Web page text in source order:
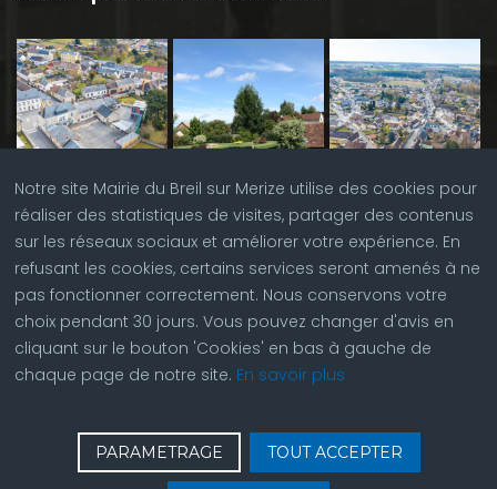
Notre site Mairie du Breil sur Merize utilise des cookies pour
réaliser des statistiques de visites, partager des contenus
sur les réseaux sociaux et améliorer votre expérience. En
refusant les cookies, certains services seront amenés à ne
pas fonctionner correctement. Nous conservons votre
choix pendant 30 jours. Vous pouvez changer d'avis en
cliquant sur le bouton 'Cookies' en bas à gauche de
chaque page de notre site. En savoir plus
PARAMETRAGE TOUT ACCEPTER
Contactez nous | © Copyright 2023 |Plan du site|
Réalisation du site parABC Site Web| Seconnecter| Accès